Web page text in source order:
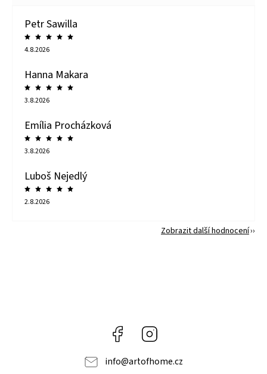
Petr Sawilla
4.8.2026
Hanna Makara
3.8.2026
Emília Procházková
3.8.2026
Luboš Nejedlý
2.8.2026
Zobrazit další hodnocení
Facebook
info@artofhome.cz